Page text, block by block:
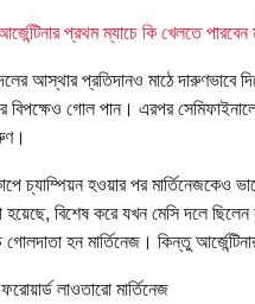
প্রথম ম্যাচে কি খেলতে পারবেন
আস্থার প্রতিদানও মাঠে
বিপক্ষেও গোল পান। এরপর
চ্যাম্পিয়ন হওয়ার পর
হয়েছে, বিশেষ করে যখন মেসি দলে
গোলদাতা হন মার্তিনেজ। কিন্তু
লাওতারো মার্তিনেজ